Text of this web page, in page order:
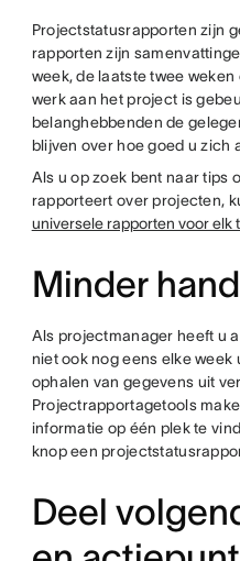
Projectstatusrapporten zijn
rapporten zijn
week, de laatste twee
werk aan het project is
belanghebbenden de
blijven over hoe goed u zich
Als u op zoek bent naar tips
rapporteert over projecten,
universele rapporten voor elk
Minder
Als projectmanager heeft u
niet ook nog eens elke
ophalen van gegevens uit
Projectrapportagetools
informatie op één plek te
knop een
Deel